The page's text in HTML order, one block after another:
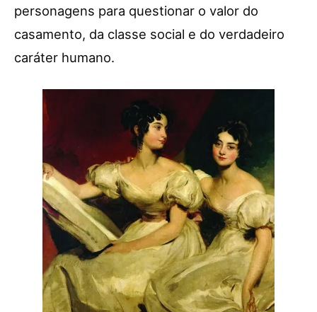
personagens para questionar o valor do
casamento, da classe social e do verdadeiro
caráter humano.